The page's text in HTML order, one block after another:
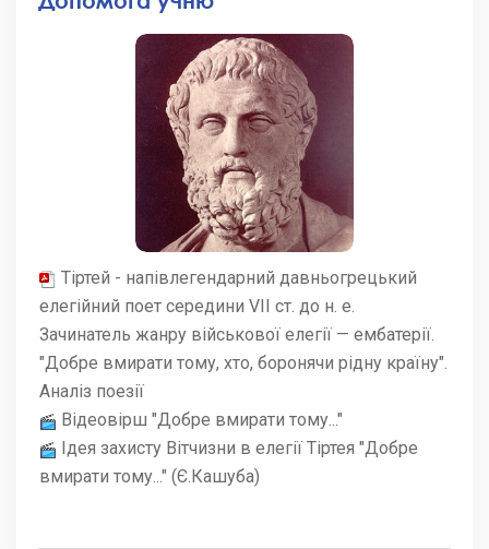
Тіртей - напівлегендарний давньогрецький
елегійний поет середини VII ст. до н. е.
Зачинатель жанру військової елегії — ембатерії.
"Добре вмирати тому, хто, боронячи рідну країну".
Аналіз поезії
Відеовірш "Добре вмирати тому..."
Ідея захисту Вітчизни в елегії Тіртея "Добре
вмирати тому..." (Є.Кашуба)